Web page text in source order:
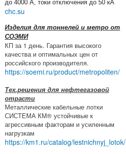
до 4000 А, токи отключения до 50 кА
chc.su
Изделия для тоннелей и метро от
СОЭМИ
КП за 1 день. Гарантия высокого
качества и оптимальных цен от
российского производителя.
https://soemi.ru/product/metropoliten/
Тех.решения для нефтегазовой
отрасти
Металлические кабельные лотки
СИСТЕМА КМ® устойчивые к
агрессивным факторам и усиленным
нагрузкам
https://km1.ru/catalog/lestnichnyj_lotok/